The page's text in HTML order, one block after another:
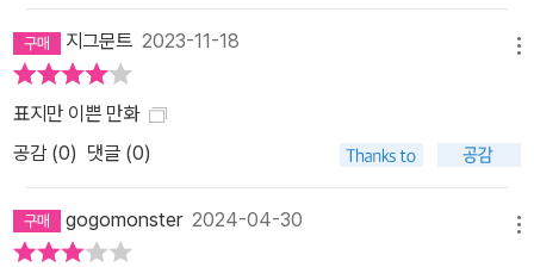
지그문트 2023-11-18
표지만 이쁜 만화
공감 (0) 댓글 (0)
gogomonster2024-04-30